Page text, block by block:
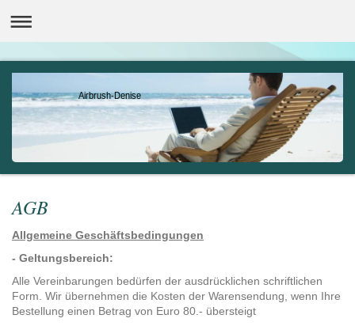
Airbrush-Denise
AGB
Allgemeine Geschäftsbedingungen
- Geltungsbereich:
Alle Vereinbarungen bedürfen der ausdrücklichen schriftlichen
Form. Wir übernehmen die Kosten der Warensendung, wenn Ihre
Bestellung einen Betrag von Euro 80.- übersteigt